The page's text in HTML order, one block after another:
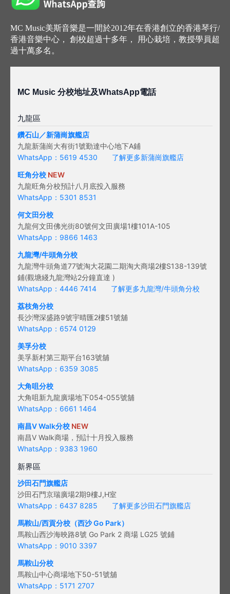
MC Music美斯音樂是一間於2012年在香港創立的香港琴行/
香港音樂中心， 創校超過十多年， 用心栽培，教授學員超
過十萬多名。
MC Music 分校地址及WhatsApp電話
九龍區
鑽石山／新蒲崗旗艦店
九龍新蒲崗大有街1號勤達中心地下A鋪
WhatsApp：5619 4530
了解更多新蒲崗旗艦店
旺角分校 NEW
九龍旺角分校預計八月底投入服務
WhatsApp：5301 8531
何文田分校
九龍何文田佛光街80號何文田廣場1樓101A-105
WhatsApp：9866 1463
九龍灣/牛頭角分校
九龍灣牛頭角道77號淘大花園二期淘大商場2樓S138-139號
鋪(觀塘綫九龍灣站2分鐘直達 )
WhatsApp：4446 7414
了解更多九龍灣/牛頭角分校
荔枝角分校
長沙灣深盛路9號宇晴匯2樓51號舖
WhatsApp：6574 0129
美孚分校
美孚新村第三期平台163號舖
WhatsApp：6359 3085
大角咀分校
大角咀新九龍廣場地下054-055號舖
WhatsApp：6661 1464
南昌V Walk分校 NEW
南昌V Walk商場，預計十月投入服務
WhatsApp：9383 1960
新界區
沙田石門旗艦店
沙田石門京瑞廣場2期9樓J,H室
WhatsApp：6437 8285
了解更多沙田石門旗艦店
馬鞍山/西貢分校（西沙 Go Park）
馬鞍山西沙海映路8號 Go Park 2 商場 LG25 號鋪
WhatsApp：9010 3397
馬鞍山分校
馬鞍山中心商場地下50-51號舖
WhatsApp：5171 2707